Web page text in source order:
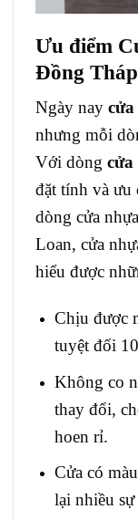
Ưu điểm
Đồng Tháp
Ngày nay
nhưng mỗi
Với dòng cửa
đặt tính và ưu
dòng cửa
Loan, cửa
hiểu được
Chịu được
tuyệt đối
Không co
thay đổi,
hoen rỉ.
Cửa có
lại nhiều